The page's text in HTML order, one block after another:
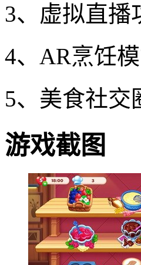
3、虚拟直播
4、AR烹饪
5、美食社交
游戏截图